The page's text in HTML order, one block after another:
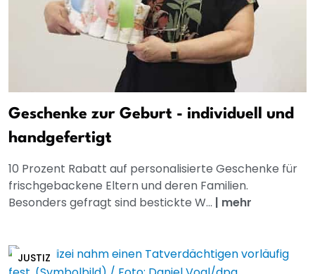
Geschenke zur Geburt - individuell und
handgefertigt
10 Prozent Rabatt auf personalisierte Geschenke für
frischgebackene Eltern und deren Familien.
Besonders gefragt sind bestickte W... | mehr
JUSTIZ